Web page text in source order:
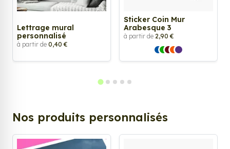
Lettrage mural
personnalisé
à partir de 0,40 €
Sticker Coin Mur
Arabesque 3
à partir de 2,90 €
Nos produits personnalisés